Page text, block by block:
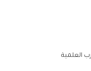
العلمية